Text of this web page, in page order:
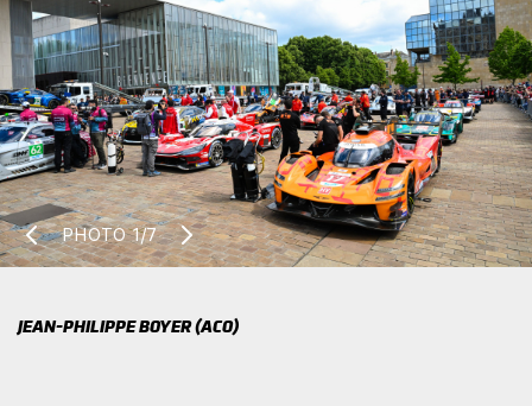
PHOTO1/7
JEAN-PHILIPPE BOYER (ACO)